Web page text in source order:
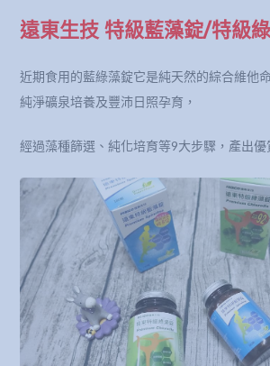
遠東生技 特級藍藻錠/特級
近期食用的藍綠藻錠它是純天然的綜合維他
純淨礦泉培養及豐沛日照孕育，
經過藻種篩選、純化培育等9大步驟，產出優